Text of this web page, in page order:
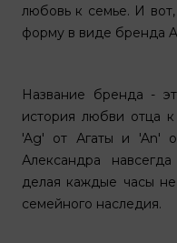
любовь к семье. И
форму в виде бренда
Название бренда -
история любви отца
'Ag' от Агаты и 'An'
Александра
делая каждые часы
семейного наследия.